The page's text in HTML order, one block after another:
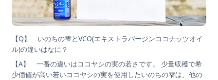
【Q】 いのちの雫とVCO(エキストラバージンココナッツオイ
ル)の違いはなに？
【A】 一番の違いはココヤシの実の若さです。 少量収穫で希
少価値が高い若いココヤシの実を使用したいのちの雫は、他の